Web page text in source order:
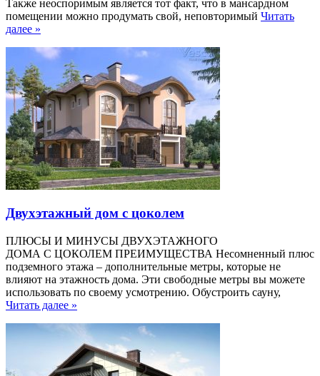
Также неоспоримым является тот факт, что в мансардном
помещении можно продумать свой, неповторимый Читать
далее »
Двухэтажный дом с цоколем
ПЛЮСЫ И МИНУСЫ ДВУХЭТАЖНОГО
ДОМА C ЦОКОЛЕМ ПРЕИМУЩЕСТВА Несомненный плюс
подземного этажа – дополнительные метры, которые не
влияют на этажность дома. Эти свободные метры вы можете
использовать по своему усмотрению. Обустроить сауну,
Читать далее »